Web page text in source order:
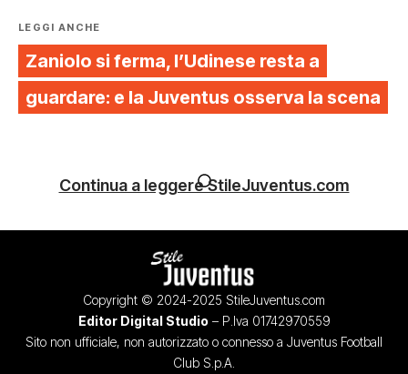
LEGGI ANCHE
Zaniolo si ferma, l’Udinese resta a
guardare: e la Juventus osserva la scena
Continua a leggere StileJuventus.com
Copyright © 2024-2025 StileJuventus.com
Editor Digital Studio – P.Iva 01742970559
Sito non ufficiale, non autorizzato o connesso a Juventus Football
Club S.p.A.